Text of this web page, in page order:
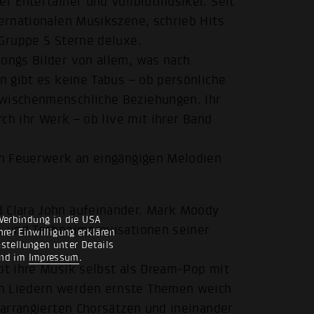
in die USA
Einwilligung erklären
unter Details
im Impressum.
Musikszene, schrieb Hits
5 Sterne deluxe.
Bilder von allem, was nach
gibt es keine Tabus – ob persönliche
Beziehungen. Ihr
ihr Werk – ob live mit ihrer Band
Feuerwerk an eingängigen Melodien
John aufeinander. Mark Moody
Technoimprovisationen seiner
ihre Musik selbst als Dream-Pop mit
Liedern werden ernste Themen weich
Chorsätzen und ineinander